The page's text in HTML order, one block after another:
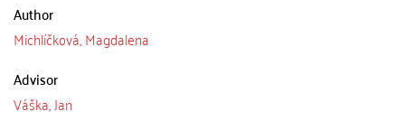
Author
Michlíčková, Magdalena
Advisor
Váška, Jan